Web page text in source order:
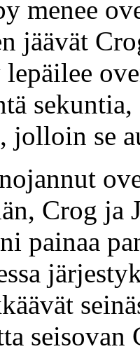
menee
jäävät
jolloin se
Crog ja
painaa